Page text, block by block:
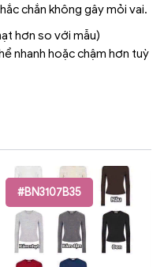
chắn không gây mỏi vai.
hơn so với mẫu)
nhanh hoặc chậm hơn tuỳ
#BN3107B35